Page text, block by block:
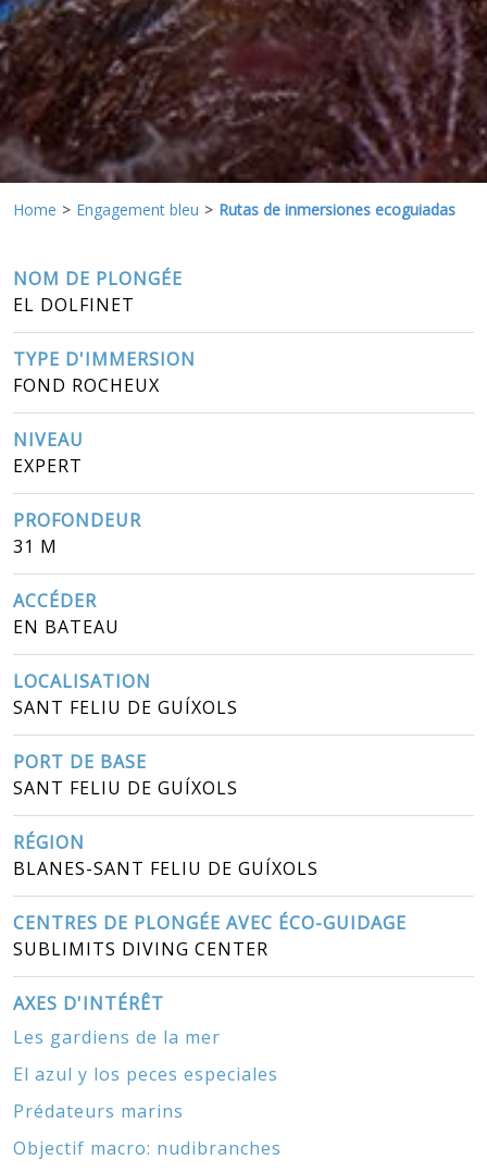
Home Engagement bleu Rutas de inmersiones ecoguiadas
NOM DE PLONGÉE
EL DOLFINET
TYPE D'IMMERSION
FOND ROCHEUX
NIVEAU
EXPERT
PROFONDEUR
31 M
ACCÉDER
EN BATEAU
LOCALISATION
SANT FELIU DE GUÍXOLS
PORT DE BASE
SANT FELIU DE GUÍXOLS
RÉGION
BLANES-SANT FELIU DE GUÍXOLS
CENTRES DE PLONGÉE AVEC ÉCO-GUIDAGE
SUBLIMITS DIVING CENTER
AXES D'INTÉRÊT
Les gardiens de la mer
El azul y los peces especiales
Prédateurs marins
Objectif macro: nudibranches